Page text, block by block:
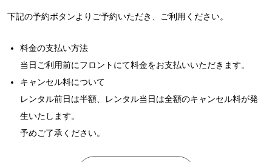
下記の予約ボタンよりご予約いただき、ご利用ください。
料金の支払い方法
当日ご利用前にフロントにて料金をお支払いいただきます。
キャンセル料について
レンタル前日は半額、レンタル当日は全額のキャンセル料が発
生いたします。
予めご了承ください。